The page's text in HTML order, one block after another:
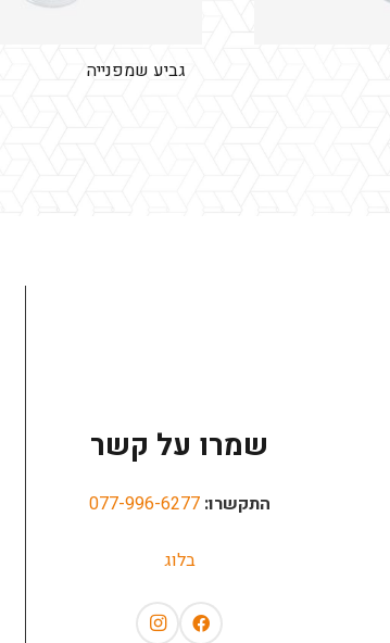
גביע שמפנייה
שמרו על קשר
התקשרו: 077-996-6277
בלוג